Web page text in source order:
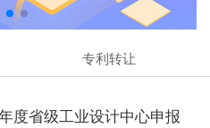
专利转让
度省级工业设计中心申报